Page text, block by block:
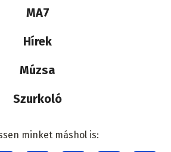
Lábléc
médiacsalád
MA7
Hírek
Múzsa
Szurkoló
minket máshol is: